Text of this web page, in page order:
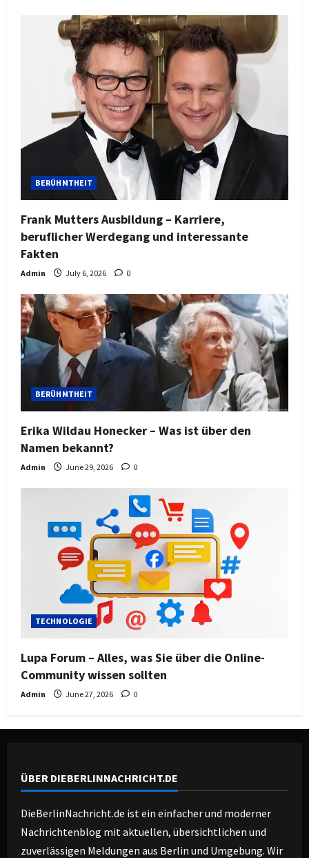
BERÜHMTHEIT
Frank Mutters Ausbildung – Karriere,
beruflicher Werdegang und interessante
Fakten
Admin July 6, 2026 0
BERÜHMTHEIT
Erika Wildau Honecker – Was ist über den
Namen bekannt?
Admin June 29, 2026 0
TECHNOLOGIE
Lupa Forum – Alles, was Sie über die Online-
Community wissen sollten
Admin June 27, 2026 0
ÜBER DIEBERLINNACHRICHT.DE
DieBerlinNachricht.de ist ein einfacher und moderner
Nachrichtenblog mit aktuellen, übersichtlichen und
zuverlässigen Meldungen aus Berlin und Umgebung. Wir